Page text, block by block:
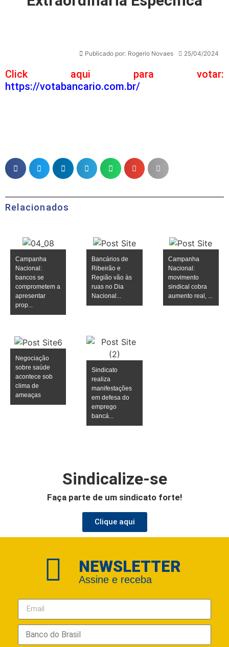
Publicado por: Rogerio Novaes 25/04/2024
Click aqui para votar:
https://votabancario.com.br/
Relacionados
Campanha
Nacional:
bancos se
comprometem a
apresentar
prop...
Bancários de
Ribeirão e
Região vão às
ruas no Dia
Nacional...
Campanha
Nacional:
movimento
sindical cobra
aumento real, ...
Negociação
sobre saúde
acontece sob
clima de
ameaças
Sindicato
realiza
manifestações
em defesa do
emprego
bancá...
Sindicalize-se
Faça parte de um sindicato forte!
Clique aqui
NEWSLETTER
Assine e receba